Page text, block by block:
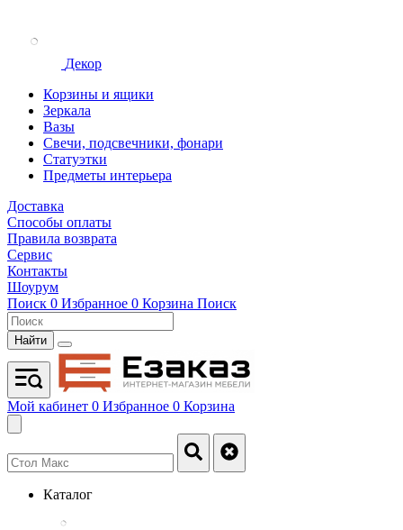
Декор
Корзины и ящики
Зеркала
Вазы
Свечи, подсвечники, фонари
Статуэтки
Предметы интерьера
Доставка
Способы оплаты
Правила возврата
Сервис
Контакты
Шоурум
Поиск 0 Избранное 0 Корзина Поиск
Найти
Мой кабинет 0 Избранное 0 Корзина
Каталог